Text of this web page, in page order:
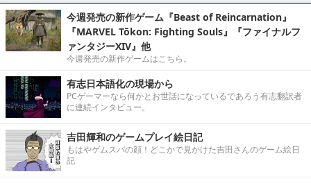
今週発売の新作ゲーム『Beast of Reincarnation』
『MARVEL Tōkon: Fighting Souls』『ファイナルフ
ァンタジーXIV』他
今週発売の新作ゲームはこちら。
有志日本語化の現場から
PCゲーマーなら何かとお世話になっているであろう有志翻訳者
に連続インタビュー。
吉田輝和のゲームプレイ絵日記
もはやゲムスパの顔！どこかで見かけた吉田さんのゲーム絵日
記